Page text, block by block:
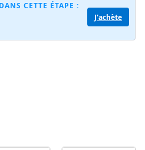
Publier un commentaire
CETTE ÉTAPE :
J'achète